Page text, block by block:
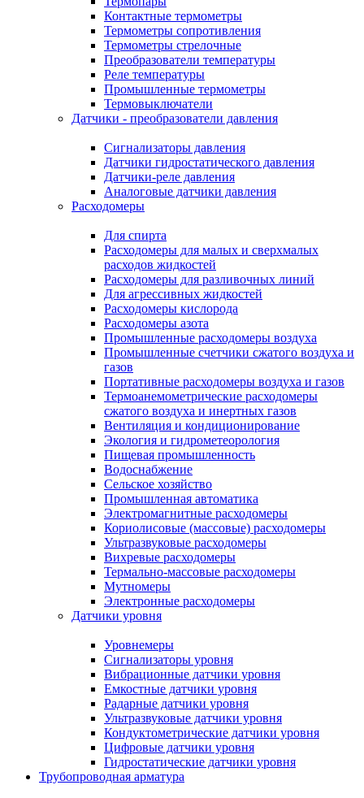
Контактные термометры
Термометры сопротивления
Термометры стрелочные
Преобразователи температуры
Реле температуры
Промышленные термометры
Термовыключатели
Датчики - преобразователи давления
Сигнализаторы давления
Датчики гидростатического давления
Датчики-реле давления
Аналоговые датчики давления
Расходомеры
Для спирта
Расходомеры для малых и сверхмалых
расходов жидкостей
Расходомеры для разливочных линий
Для агрессивных жидкостей
Расходомеры кислорода
Расходомеры азота
Промышленные расходомеры воздуха
Промышленные счетчики сжатого воздуха и
газов
Портативные расходомеры воздуха и газов
Термоанемометрические расходомеры
сжатого воздуха и инертных газов
Вентиляция и кондиционирование
Экология и гидрометеорология
Пищевая промышленность
Водоснабжение
Сельское хозяйство
Промышленная автоматика
Электромагнитные расходомеры
Кориолисовые (массовые) расходомеры
Ультразвуковые расходомеры
Вихревые расходомеры
Термально-массовые расходомеры
Мутномеры
Электронные расходомеры
Датчики уровня
Уровнемеры
Сигнализаторы уровня
Вибрационные датчики уровня
Емкостные датчики уровня
Радарные датчики уровня
Ультразвуковые датчики уровня
Кондуктометрические датчики уровня
Цифровые датчики уровня
Гидростатические датчики уровня
Трубопроводная арматура